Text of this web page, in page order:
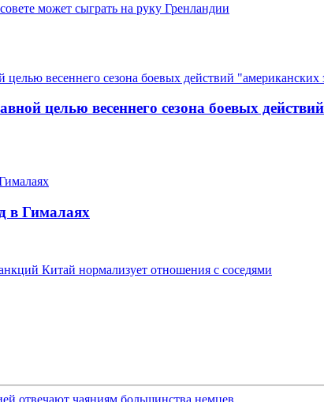
может сыграть на руку Гренландии
целью весеннего сезона боевых
в Гималаях
Китай нормализует отношения с соседями